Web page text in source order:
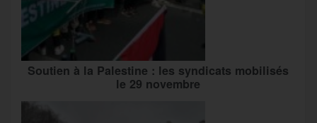
Soutien à la Palestine : les syndicats mobilisés
le 29 novembre